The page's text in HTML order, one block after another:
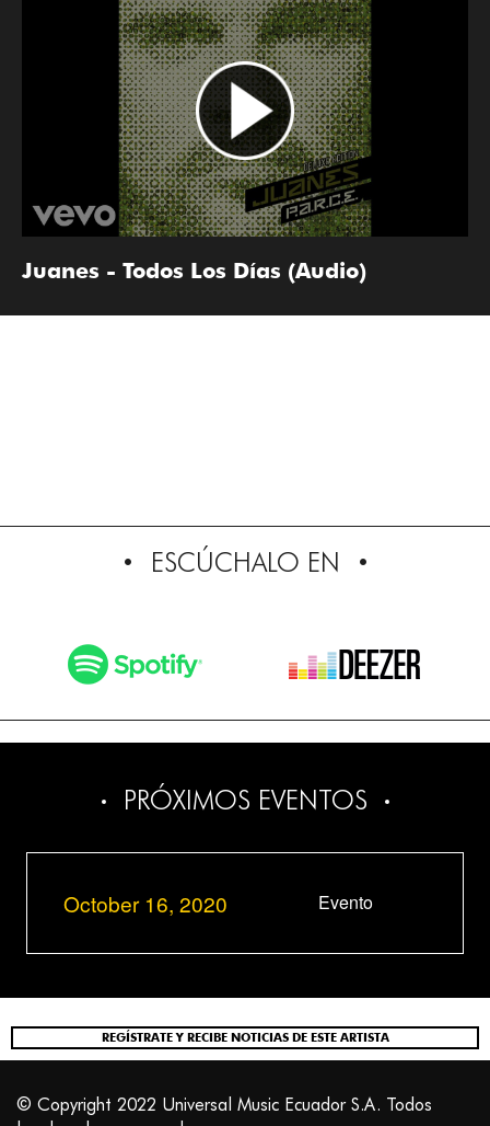
Juanes - Todos Los Días (Audio)
ESCÚCHALO EN
PRÓXIMOS EVENTOS
October 16, 2020 Evento
REGÍSTRATE Y RECIBE NOTICIAS DE ESTE ARTISTA
© Copyright 2022 Universal Music Ecuador S.A. Todos